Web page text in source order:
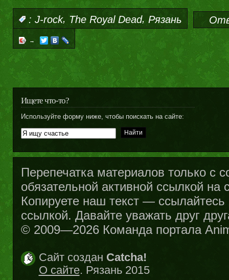
: J-rock, The Royal Dead, Рязань
→
Ищете что-то?
Используйте форму ниже, чтобы поискать на сайте:
Перепечатка материалов только с
обязательной активной ссылкой на
Копируете наш текст —
ссылкой. Давайте уважать друг
© 2009—2026 Команда портала
Сайт создан Catcha!
О сайте. Рязань 2015